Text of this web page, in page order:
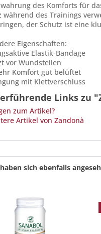
des Komforts für
während des Trainings
der Schutz ist eine
Eigenschaften:
Elastik-Bandage
vor Wundstellen
Komfort gut belüftet
mit Klettverschluss
Links zu
zum Artikel?
Artikel von Zandonà
sich ebenfalls